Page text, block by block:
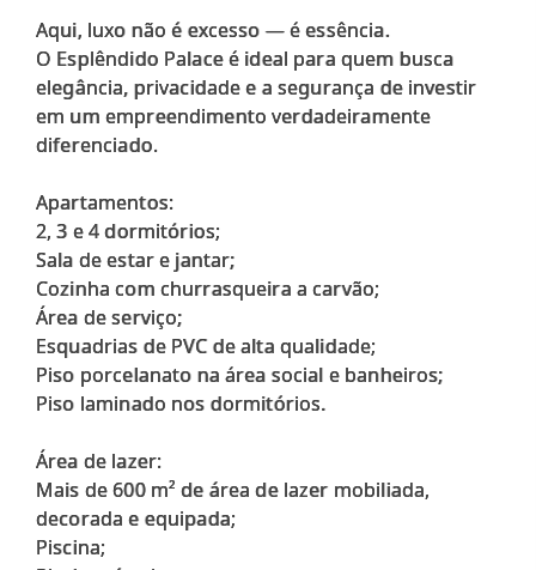
Aqui, luxo não é excesso — é essência.
O Esplêndido Palace é ideal para quem busca
elegância, privacidade e a segurança de investir
em um empreendimento verdadeiramente
diferenciado.
Apartamentos:
2, 3 e 4 dormitórios;
Sala de estar e jantar;
Cozinha com churrasqueira a carvão;
Área de serviço;
Esquadrias de PVC de alta qualidade;
Piso porcelanato na área social e banheiros;
Piso laminado nos dormitórios.
Área de lazer:
Mais de 600 m² de área de lazer mobiliada,
decorada e equipada;
Piscina;